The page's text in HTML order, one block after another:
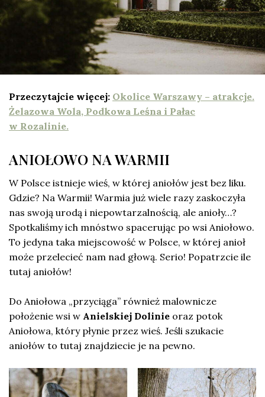
Przeczytajcie więcej: Okolice Warszawy – atrakcje.
Żelazowa Wola, Podkowa Leśna i Pałac
w Rozalinie.
ANIOŁOWO NA WARMII
W Polsce istnieje wieś, w której aniołów jest bez liku.
Gdzie? Na Warmii! Warmia już wiele razy zaskoczyła
nas swoją urodą i niepowtarzalnością, ale anioły…?
Spotkaliśmy ich mnóstwo spacerując po wsi Aniołowo.
To jedyna taka miejscowość w Polsce, w której anioł
może przelecieć nam nad głową. Serio! Popatrzcie ile
tutaj aniołów!
Do Aniołowa „przyciąga” również malownicze
położenie wsi w Anielskiej Dolinie oraz potok
Aniołowa, który płynie przez wieś. Jeśli szukacie
aniołów to tutaj znajdziecie je na pewno.